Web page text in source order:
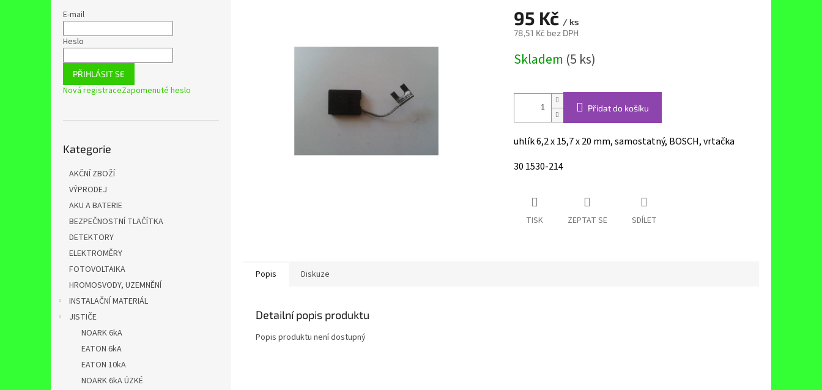
E-mail
Heslo
PŘIHLÁSIT SE
Nová registraceZapomenuté heslo
kategorie
Kategorie
AKČNÍ ZBOŽÍ
VÝPRODEJ
AKU A BATERIE
BEZPEČNOSTNÍ TLAČÍTKA
DETEKTORY
ELEKTROMĚRY
FOTOVOLTAIKA
HROMOSVODY, UZEMNĚNÍ
INSTALAČNÍ MATERIÁL
JISTIČE
NOARK 6kA
EATON 6kA
EATON 10kA
NOARK 6kA ÚZKÉ
95 Kč / ks
78,51 Kč bez DPH
cena:
Skladem (5 ks)
Přidat do košíku
uhlík 6,2 x 15,7 x 20 mm, samostatný, BOSCH, vrtačka
30 1530-214
TISK ZEPTAT SE SDÍLET
Popis Diskuze
Detailní popis produktu
Popis produktu není dostupný